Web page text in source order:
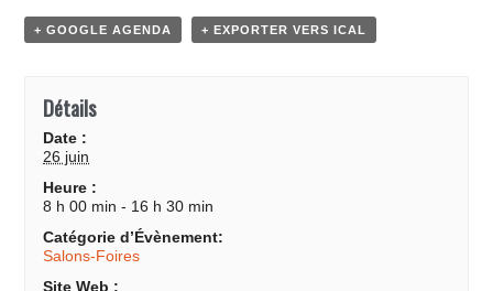
+ GOOGLE AGENDA + EXPORTER VERS ICAL
Détails
Date :
26 juin
Heure :
8 h 00 min - 16 h 30 min
Catégorie d’Évènement:
Salons-Foires
Site Web :